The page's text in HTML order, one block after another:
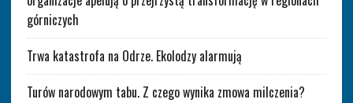
górniczych
Trwa katastrofa na Odrze. Ekolodzy alarmują
Turów narodowym tabu. Z czego wynika zmowa milczenia?